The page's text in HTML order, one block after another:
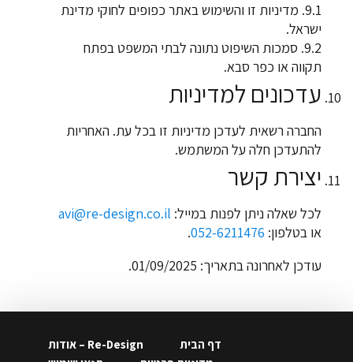
9.1. מדיניות זו והשימוש באתר כפופים לחוקי מדינת
ישראל.
9.2. סמכות השיפוט נתונה לבתי המשפט בפתח
תקווה או כפר סבא.
עדכונים למדיניות
החברה רשאית לעדכן מדיניות זו בכל עת. האחריות
להתעדכן חלה על המשתמש.
יצירת קשר
לכל שאלה ניתן לפנות במייל: avi@re-design.co.il
או בטלפון: 052-6211476
.
עודכן לאחרונה בתאריך: 01/09/2025.
דף הבית
Re-Design – אודות